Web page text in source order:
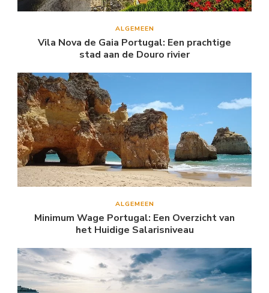
ALGEMEEN
Vila Nova de Gaia Portugal: Een prachtige
stad aan de Douro rivier
ALGEMEEN
Minimum Wage Portugal: Een Overzicht van
het Huidige Salarisniveau